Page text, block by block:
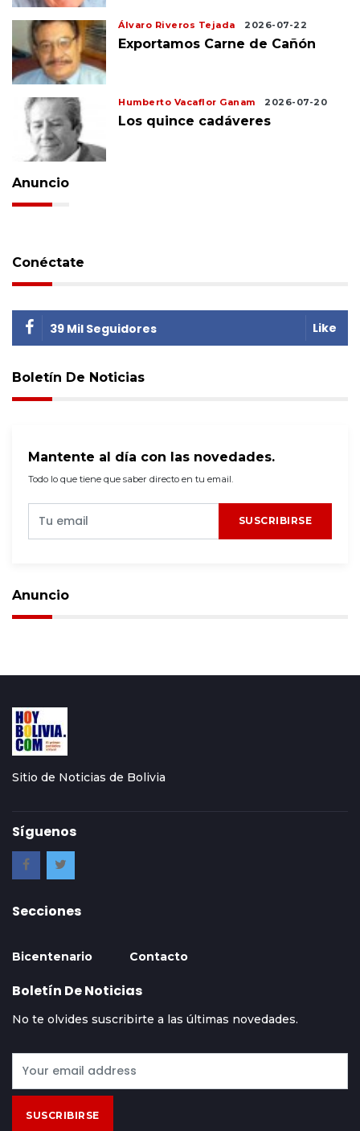
Álvaro Riveros Tejada 2026-07-22
Exportamos Carne de Cañón
Humberto Vacaflor Ganam 2026-07-20
Los quince cadáveres
Anuncio
Conéctate
39 Mil Seguidores Like
Boletín De Noticias
Mantente al día con las novedades.
Todo lo que tiene que saber directo en tu email.
SUSCRIBIRSE
Anuncio
Sitio de Noticias de Bolivia
Síguenos
Secciones
Bicentenario Contacto
Boletín De Noticias
No te olvides suscribirte a las últimas novedades.
SUSCRIBIRSE